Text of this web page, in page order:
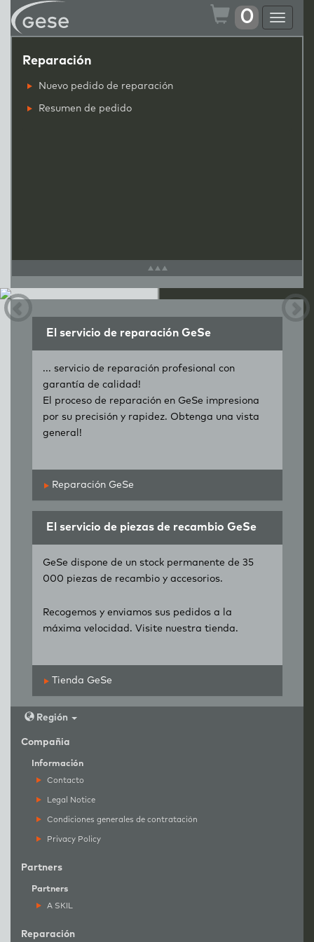
Toggle
0
Reparación
Nuevo pedido de reparación
Resumen de pedido
El servicio de reparación GeSe
... servicio de reparación profesional con
garantía de calidad!
El proceso de reparación en GeSe impresiona
por su precisión y rapidez. Obtenga una vista
general!
Reparación GeSe
El servicio de piezas de recambio GeSe
GeSe dispone de un stock permanente de 35
000 piezas de recambio y accesorios.
Recogemos y enviamos sus pedidos a la
máxima velocidad. Visite nuestra tienda.
Tienda GeSe
Región
Compañia
Información
Contacto
Legal Notice
Condiciones generales de contratación
Privacy Policy
Partners
Partners
A SKIL
Reparación